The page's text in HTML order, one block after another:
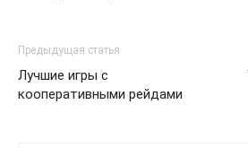
Предыдущая статья
Лучшие игры с
кооперативными рейдами